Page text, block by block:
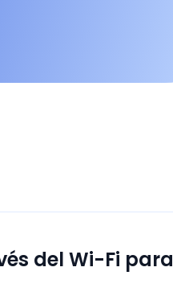
del Wi-Fi para